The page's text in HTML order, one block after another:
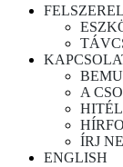
A
ÍRJ
ENGLISH